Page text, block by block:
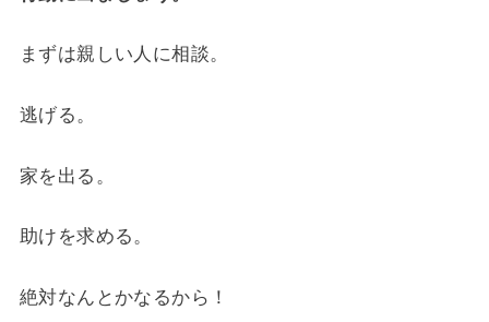
まずは親しい人に相談。
逃げる。
家を出る。
助けを求める。
絶対なんとかなるから！